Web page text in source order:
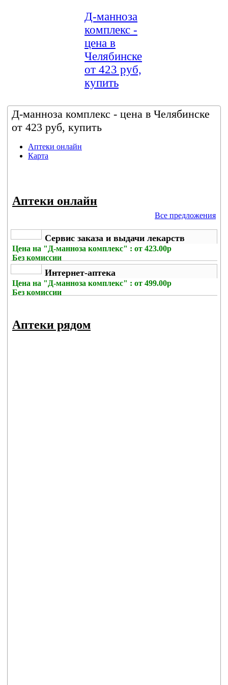
Д-манноза
комплекс -
цена в
Челябинске
от 423 руб,
купить
Д-манноза комплекс - цена в Челябинске
от 423 руб, купить
Аптеки онлайн
Карта
Аптеки онлайн
Все предложения
Сервис заказа и выдачи лекарств
Цена на "Д-манноза комплекс" : от 423.00р
Без комиссии
Интернет-аптека
Цена на "Д-манноза комплекс" : от 499.00р
Без комиссии
Аптеки рядом